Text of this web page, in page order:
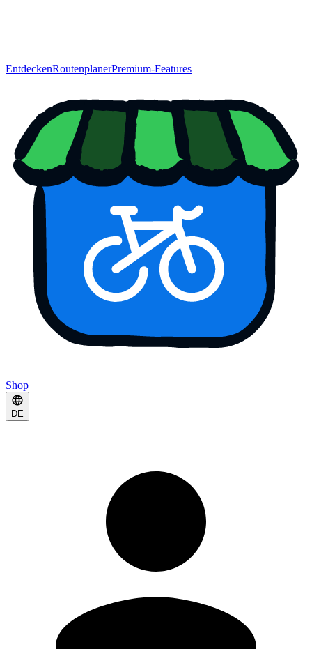
EntdeckenRoutenplanerPremium-Features
Shop
DE